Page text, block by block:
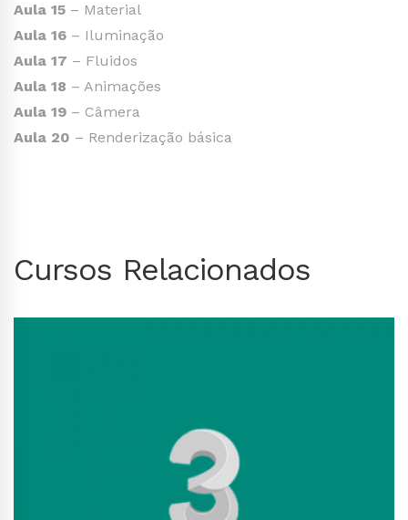
Aula 15 – Material
Aula 16 – Iluminação
Aula 17 – Fluidos
Aula 18 – Animações
Aula 19 – Câmera
Aula 20 – Renderização básica
Cursos Relacionados